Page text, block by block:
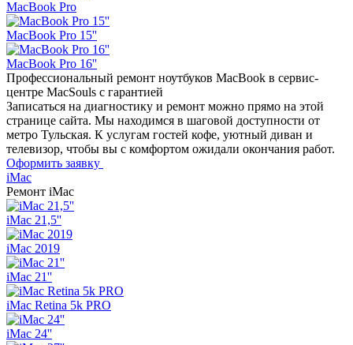
MacBook Pro
MacBook Pro 15''
MacBook Pro 16''
Профессиональный ремонт ноутбуков MacBook в сервис-
центре MacSouls с гарантией
Записаться на диагностику и ремонт можно прямо на этой
странице сайта. Мы находимся в шаговой доступности от
метро Тульская. К услугам гостей кофе, уютный диван и
телевизор, чтобы вы с комфортом ожидали окончания работ.
Оформить заявку
iMac
Ремонт iMac
iMac 21,5''
iMac 2019
iMac 21''
iMac Retina 5k PRO
iMac 24''